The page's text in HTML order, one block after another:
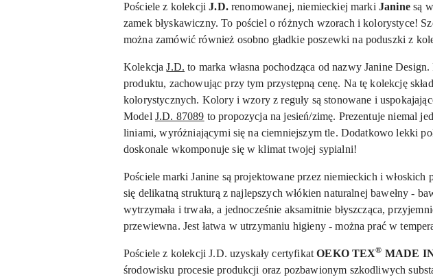
Pościele z kolekcjiJ.D.renomowanej, niemieckiej marki Janinesą
zamek błyskawiczny. To pościel o różnych wzorach i kolorystyce!
można zamówić również osobno gładkie poszewki na poduszki z
KolekcjaJ.D. to marka własna pochodząca od nazwy Janine
produktu, zachowując przy tym przystępną cenę. Na tę kolekcję
kolorystycznych. Kolory i wzory z reguły są stonowane i
Model J.D. 87089 to propozycja na jesień/zimę. Prezentuje niemal
liniami, wyróżniającymi się na ciemniejszym tle. Dodatkowo lekki
doskonale wkomponuje się w klimat twojej sypialni!
Pościele marki Janine są projektowane przez niemieckich i
się delikatną strukturą z najlepszych włókien naturalnej bawełny -
wytrzymała i trwała, a jednocześnie aksamitnie błyszcząca,
przewiewna. Jest łatwa w utrzymaniu higieny - można prać w
Pościele z kolekcji J.D. uzyskały certyfikatOEKO TEX® MADE
środowisku procesie produkcji oraz pozbawionym szkodliwych